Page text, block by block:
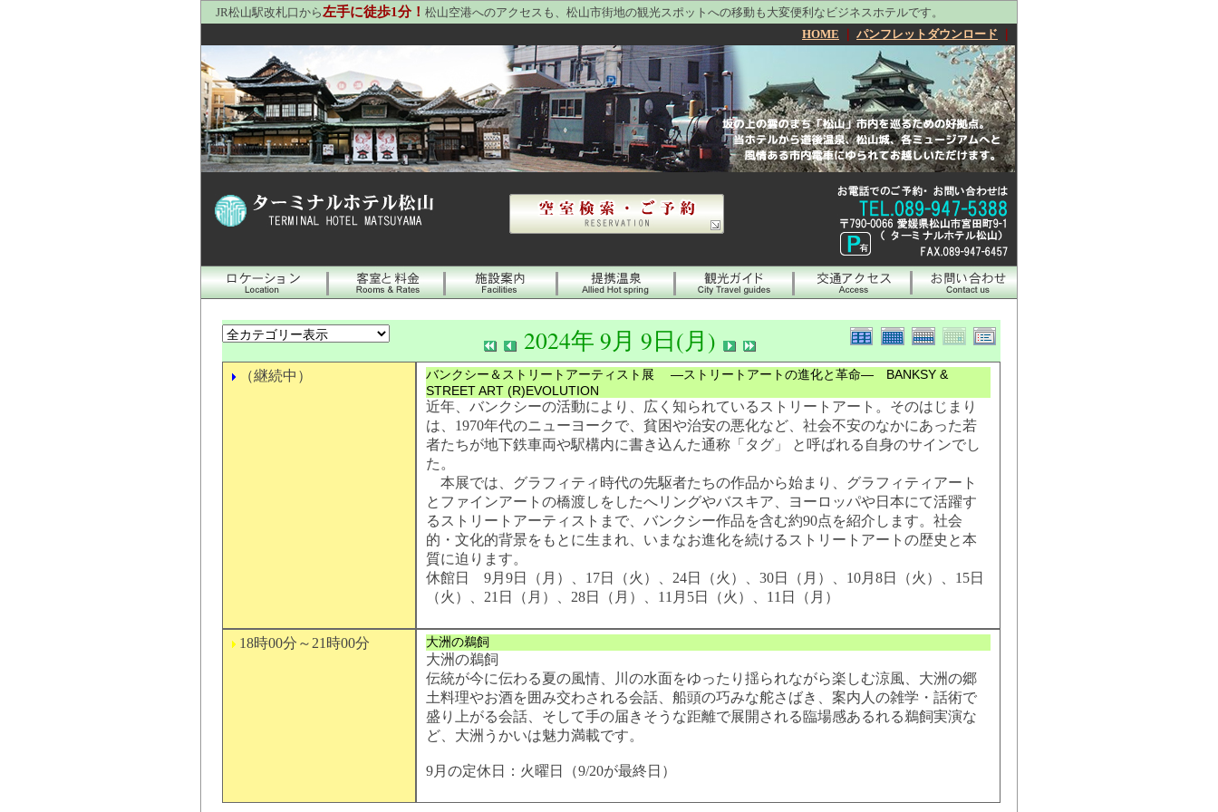
JR松山駅改札口から左手に徒歩1分！ 松山空港へのアクセスも、松山市街地の観光スポットへの移動も大変便利なビジネスホテルです。
HOME
パンフレットダウンロード
2024年 9月 9日(月)
（継続中）
バンクシー＆ストリートアーティスト展 ―ストリートアートの進化と革命― BANKSY &
STREET ART (R)EVOLUTION
近年、バンクシーの活動により、広く知られているストリートアート。そのはじまり
は、1970年代のニューヨークで、貧困や治安の悪化など、社会不安のなかにあった若
者たちが地下鉄車両や駅構内に書き込んた通称「タグ」 と呼ばれる自身のサインでし
た。
本展では、グラフィティ時代の先駆者たちの作品から始まり、グラフィティアート
とファインアートの橋渡しをしたへリングやバスキア、ヨーロッパや日本にて活躍す
るストリートアーティストまで、バンクシー作品を含む約90点を紹介します。社会
的・文化的背景をもとに生まれ、いまなお進化を続けるストリートアートの歴史と本
質に迫ります。
休館日 9月9日（月）、17日（火）、24日（火）、30日（月）、10月8日（火）、15日
（火）、21日（月）、28日（月）、11月5日（火）、11日（月）
18時00分～21時00分 大洲の鵜飼
大洲の鵜飼
伝統が今に伝わる夏の風情、川の水面をゆったり揺られながら楽しむ涼風、大洲の郷
土料理やお酒を囲み交わされる会話、船頭の巧みな舵さばき、案内人の雑学・話術で
盛り上がる会話、そして手の届きそうな距離で展開される臨場感あるれる鵜飼実演な
ど、大洲うかいは魅力満載です。
9月の定休日：火曜日（9/20が最終日）